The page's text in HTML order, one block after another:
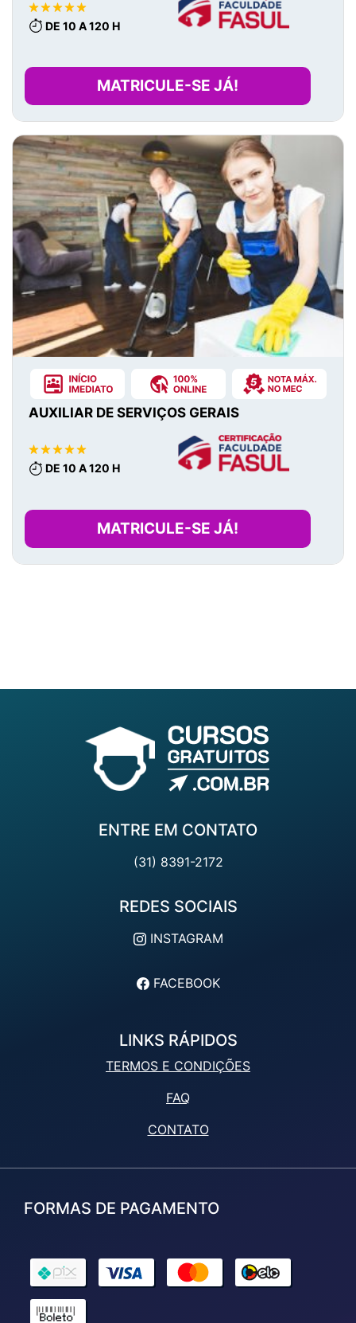
DE 10 A 120 H
MATRICULE-SE JÁ!
AUXILIAR DE SERVIÇOS GERAIS
DE 10 A 120 H
MATRICULE-SE JÁ!
ENTRE EM CONTATO
(31) 8391-2172
REDES SOCIAIS
INSTAGRAM
FACEBOOK
LINKS RÁPIDOS
TERMOS E CONDIÇÕES
FAQ
CONTATO
FORMAS DE PAGAMENTO